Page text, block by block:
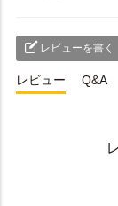
レビューを書く
レビュー Q&A